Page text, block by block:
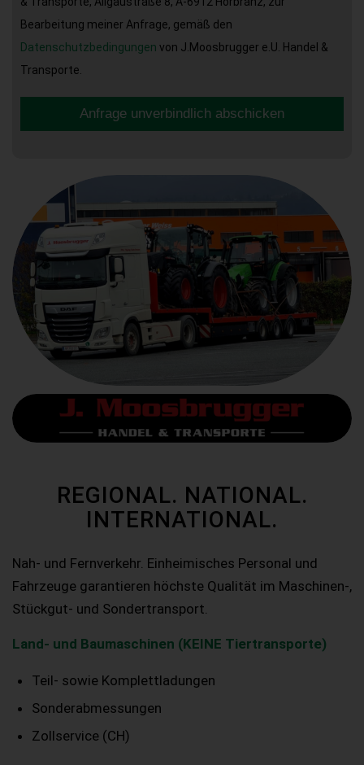
Bearbeitung meiner Anfrage, gemäß den
Datenschutzbedingungen von J.Moosbrugger e.U. Handel &
Transporte.
Anfrage unverbindlich abschicken
REGIONAL. NATIONAL.
INTERNATIONAL.
Nah- und Fernverkehr. Einheimisches Personal und
Fahrzeuge garantieren höchste Qualität im Maschinen-,
Stückgut- und Sondertransport.
Land- und Baumaschinen (KEINE Tiertransporte)
Teil- sowie Komplettladungen
Sonderabmessungen
Zollservice (CH)